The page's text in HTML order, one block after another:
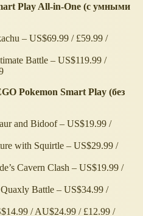
Play All-in-One (с умными
– US$69.99 / £59.99 /
Battle – US$119.99 /
Pokemon Smart Play (без
and Bidoof – US$19.99 /
with Squirtle – US$29.99 /
Cavern Clash – US$19.99 /
Battle – US$34.99 /
/ AU$24.99 / £12.99 /